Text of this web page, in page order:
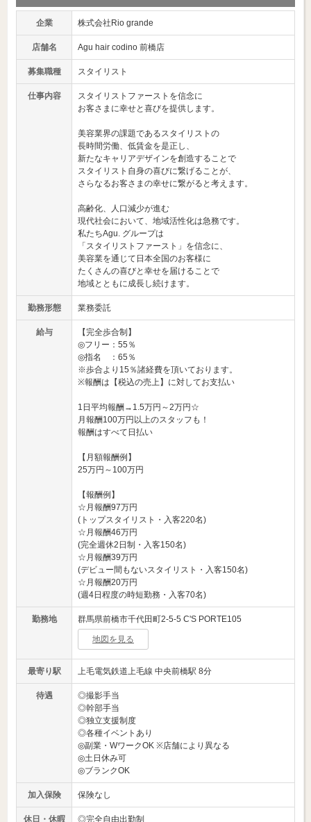
企業 株式会社Rio grande
店舗名 Agu hair codino 前橋店
募集職種 スタイリスト
仕事内容
スタイリストファーストを信念に
お客さまに幸せと喜びを提供します。
美容業界の課題であるスタイリストの
長時間労働、低賃金を是正し、
新たなキャリアデザインを創造することで
スタイリスト自身の喜びに繋げることが、
さらなるお客さまの幸せに繋がると考えます。
高齢化、人口減少が進む
現代社会において、地域活性化は急務です。
私たちAgu. グループは
「スタイリストファースト」を信念に、
美容業を通じて日本全国のお客様に
たくさんの喜びと幸せを届けることで
地域とともに成長し続けます。
勤務形態 業務委託
給与
【完全歩合制】
◎フリー：55％
◎指名 ：65％
※歩合より15％諸経費を頂いております。
※報酬は【税込の売上】に対してお支払い
1日平均報酬→1.5万円～2万円☆
月報酬100万円以上のスタッフも！
報酬はすべて日払い
【月額報酬例】
25万円～100万円
【報酬例】
☆月報酬97万円
(トップスタイリスト・入客220名)
☆月報酬46万円
(完全週休2日制・入客150名)
☆月報酬39万円
(デビュー間もないスタイリスト・入客150名)
☆月報酬20万円
(週4日程度の時短勤務・入客70名)
勤務地 群馬県前橋市千代田町2-5-5 C'S PORTE105
地図を見る
最寄り駅 上毛電気鉄道上毛線 中央前橋駅 8分
待遇
◎撮影手当
◎幹部手当
◎独立支援制度
◎各種イベントあり
◎副業・WワークOK ※店舗により異なる
◎土日休み可
◎ブランクOK
加入保険 保険なし
休日・休暇 ◎完全自由出勤制